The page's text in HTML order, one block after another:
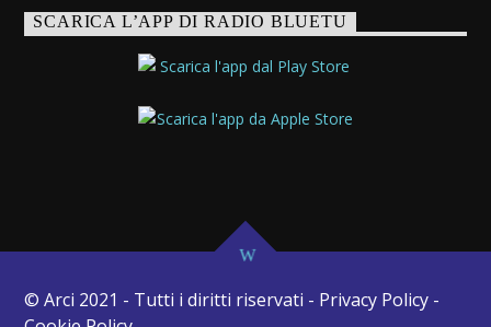
SCARICA L’APP DI RADIO BLUETU
© Arci 2021 - Tutti i diritti riservati - Privacy Policy -